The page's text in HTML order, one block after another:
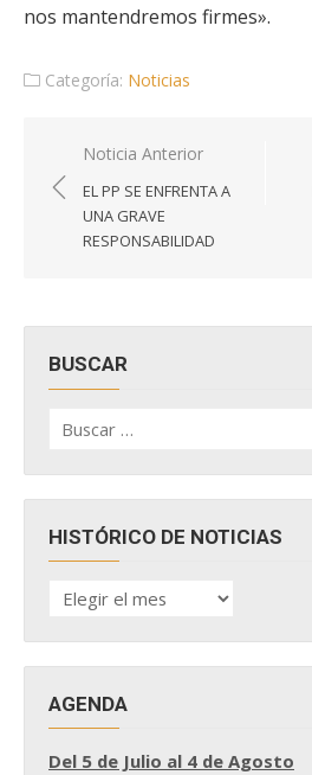
nos mantendremos firmes».
Categoría: Noticias
Navegación
de
entradas
Noticia Anterior
EL PP SE ENFRENTA A
UNA GRAVE
RESPONSABILIDAD
BUSCAR
por:
HISTÓRICO DE NOTICIAS
HISTÓRICO
DE
AGENDA
Del 5 de Julio al 4 de Agosto